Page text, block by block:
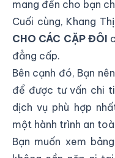
mang đến cho bạn
Cuối cùng, Khang
CHO CÁC CẶP ĐÔI
đẳng cấp.
Bên cạnh đó, Bạn
để được tư vấn chi
dịch vụ phù hợp
một hành trình an
Bạn muốn xem